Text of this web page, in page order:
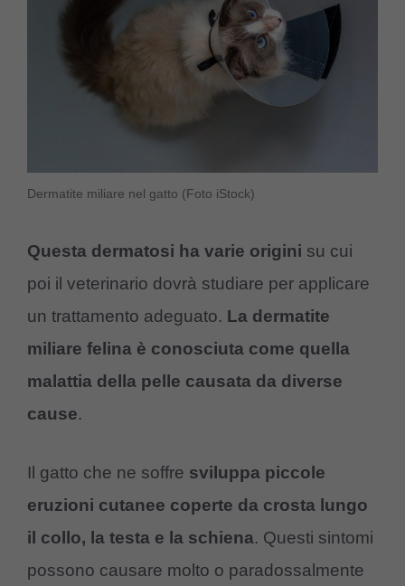
Dermatite miliare nel gatto (Foto iStock)
Questa dermatosi ha varie origini su cui
poi il veterinario dovrà studiare per applicare
un trattamento adeguato. La dermatite
miliare felina è conosciuta come quella
malattia della pelle causata da diverse
cause.
Il gatto che ne soffre sviluppa piccole
eruzioni cutanee coperte da crosta lungo
il collo, la testa e la schiena. Questi sintomi
possono causare molto o paradossalmente